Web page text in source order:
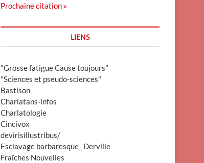
Prochaine citation »
LIENS
"Grosse fatigue Cause toujours"
"Sciences et pseudo-sciences"
Bastison
Charlatans-infos
Charlatologie
Cincivox
devirisillustribus/
Esclavage barbaresque_ Derville
Fraîches Nouvelles